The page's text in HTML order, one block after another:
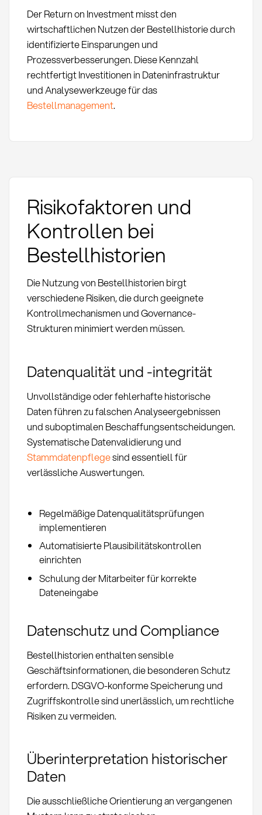
Der Return on Investment misst den
wirtschaftlichen Nutzen der Bestellhistorie durch
identifizierte Einsparungen und
Prozessverbesserungen. Diese Kennzahl
rechtfertigt Investitionen in Dateninfrastruktur
und Analysewerkzeuge für das
Bestellmanagement.
Risikofaktoren und
Kontrollen bei
Bestellhistorien
Die Nutzung von Bestellhistorien birgt
verschiedene Risiken, die durch geeignete
Kontrollmechanismen und Governance-
Strukturen minimiert werden müssen.
Datenqualität und -integrität
Unvollständige oder fehlerhafte historische
Daten führen zu falschen Analyseergebnissen
und suboptimalen Beschaffungsentscheidungen.
Systematische Datenvalidierung und
Stammdatenpflegesind essentiell für
verlässliche Auswertungen.
Regelmäßige Datenqualitätsprüfungen
implementieren
Automatisierte Plausibilitätskontrollen
einrichten
Schulung der Mitarbeiter für korrekte
Dateneingabe
Datenschutz und Compliance
Bestellhistorien enthalten sensible
Geschäftsinformationen, die besonderen Schutz
erfordern. DSGVO-konforme Speicherung und
Zugriffskontrolle sind unerlässlich, um rechtliche
Risiken zu vermeiden.
Überinterpretation historischer
Daten
Die ausschließliche Orientierung an vergangenen